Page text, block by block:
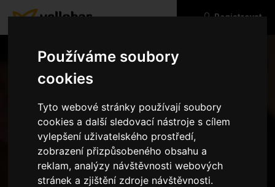
Používáme soubory
cookies
Tyto webové stránky používají soubory
cookies a další sledovací nástroje s cílem
vylepšení uživatelského prostředí,
zobrazení přizpůsobeného obsahu a
reklam, analýzy návštěvnosti webových
stránek a zjištění zdroje návštěvnosti.
Registrovat